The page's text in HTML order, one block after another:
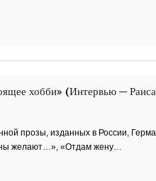
К 95-
хобби» (Интервью —
прозы, изданных в России,
желают…», «Отдам жену…